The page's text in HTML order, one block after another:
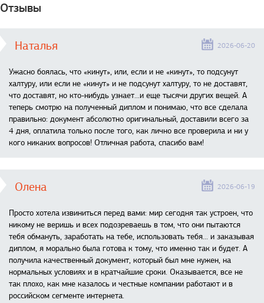
Отзывы
Наталья 2026-06-20
Ужасно боялась, что «кинут», или, если и не «кинут», то подсунут
халтуру, или если не «кинут» и не подсунут халтуру, то не доставят,
что доставят, но кто-нибудь узнает...и еще тысячи других вещей. А
теперь смотрю на полученный диплом и понимаю, что все сделала
правильно: документ абсолютно оригинальный, доставили всего за
4 дня, оплатила только после того, как лично все проверила и ни у
кого никаких вопросов! Отличная работа, спасибо вам!
Олена 2026-06-19
Просто хотела извиниться перед вами: мир сегодня так устроен, что
никому не веришь и всех подозреваешь в том, что они пытаются
тебя обмануть, заработать на тебе, использовать тебя... и заказывая
диплом, я морально была готова к тому, что именно так и будет. А
получила качественный документ, который был мне нужен, на
нормальных условиях и в кратчайшие сроки. Оказывается, все не
так плохо, как мне казалось и честные компании работают и в
российском сегменте интернета.